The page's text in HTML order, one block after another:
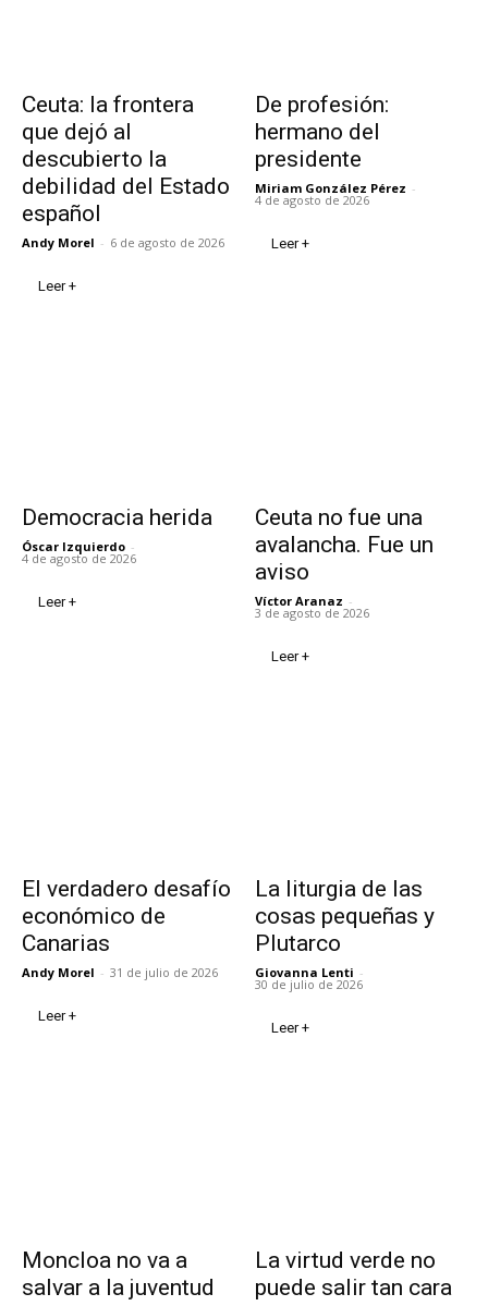
Ceuta: la frontera
que dejó al
descubierto la
debilidad del Estado
español
Andy Morel - 6 de agosto de 2026
Leer +
De profesión:
hermano del
presidente
Miriam González Pérez -
4 de agosto de 2026
Leer +
Democracia herida
Óscar Izquierdo -
4 de agosto de 2026
Leer +
Ceuta no fue una
avalancha. Fue un
aviso
Víctor Aranaz -
3 de agosto de 2026
Leer +
El verdadero desafío
económico de
Canarias
Andy Morel - 31 de julio de 2026
Leer +
La liturgia de las
cosas pequeñas y
Plutarco
Giovanna Lenti -
30 de julio de 2026
Leer +
Moncloa no va a
salvar a la juventud
La virtud verde no
puede salir tan cara